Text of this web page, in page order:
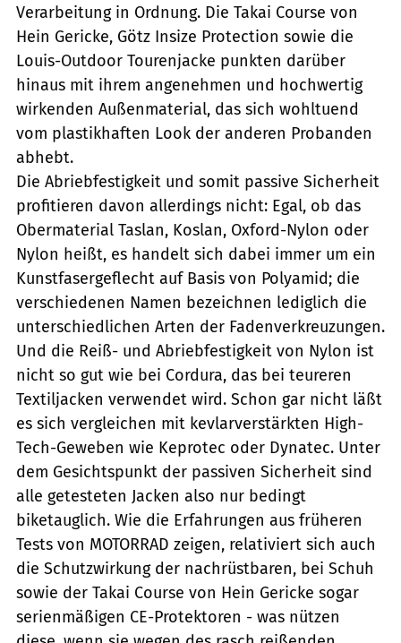
Verarbeitung in Ordnung. Die Takai Course von
Hein Gericke, Götz Insize Protection sowie die
Louis-Outdoor Tourenjacke punkten darüber
hinaus mit ihrem angenehmen und hochwertig
wirkenden Außenmaterial, das sich wohltuend
vom plastikhaften Look der anderen Probanden
abhebt.
Die Abriebfestigkeit und somit passive Sicherheit
profitieren davon allerdings nicht: Egal, ob das
Obermaterial Taslan, Koslan, Oxford-Nylon oder
Nylon heißt, es handelt sich dabei immer um ein
Kunstfasergeflecht auf Basis von Polyamid; die
verschiedenen Namen bezeichnen lediglich die
unterschiedlichen Arten der Fadenverkreuzungen.
Und die Reiß- und Abriebfestigkeit von Nylon ist
nicht so gut wie bei Cordura, das bei teureren
Textiljacken verwendet wird. Schon gar nicht läßt
es sich vergleichen mit kevlarverstärkten High-
Tech-Geweben wie Keprotec oder Dynatec. Unter
dem Gesichtspunkt der passiven Sicherheit sind
alle getesteten Jacken also nur bedingt
biketauglich. Wie die Erfahrungen aus früheren
Tests von MOTORRAD zeigen, relativiert sich auch
die Schutzwirkung der nachrüstbaren, bei Schuh
sowie der Takai Course von Hein Gericke sogar
serienmäßigen CE-Protektoren - was nützen